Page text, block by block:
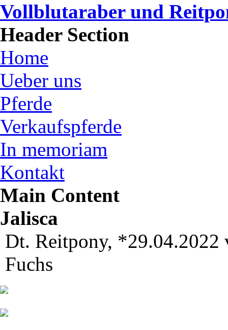
Vollblutaraber und
Header Section
Home
Ueber uns
Pferde
Verkaufspferde
In memoriam
Kontakt
Main Content
Jalisca
Dt. Reitpony, *29.04.2022
Fuchs